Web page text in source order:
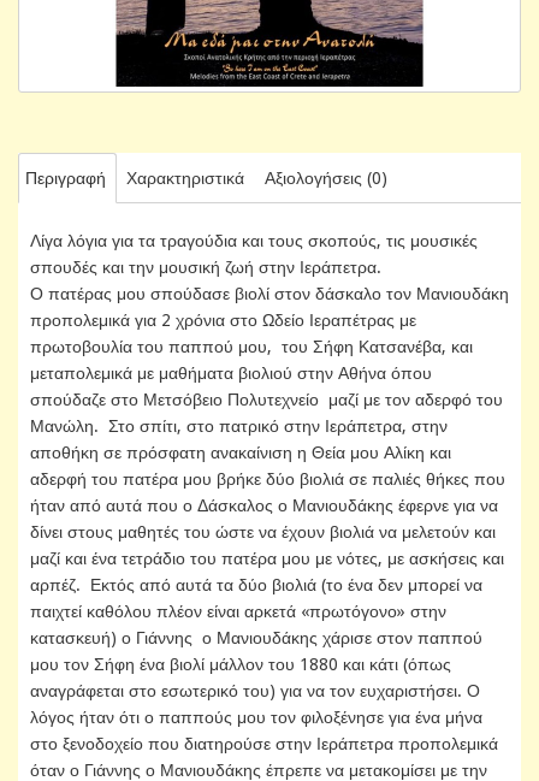
Περιγραφή Χαρακτηριστικά Αξιολογήσεις (0)
Λίγα λόγια για τα τραγούδια και τους σκοπούς, τις μουσικές
σπουδές και την μουσική ζωή στην Ιεράπετρα.
Ο πατέρας μου σπούδασε βιολί στον δάσκαλο τον Μανιουδάκη
προπολεμικά για 2 χρόνια στο Ωδείο Ιεραπέτρας με
πρωτοβουλία του παππού μου, του Σήφη Κατσανέβα, και
μεταπολεμικά με μαθήματα βιολιού στην Αθήνα όπου
σπούδαζε στο Μετσόβειο Πολυτεχνείο μαζί με τον αδερφό του
Μανώλη. Στο σπίτι, στο πατρικό στην Ιεράπετρα, στην
αποθήκη σε πρόσφατη ανακαίνιση η Θεία μου Αλίκη και
αδερφή του πατέρα μου βρήκε δύο βιολιά σε παλιές θήκες που
ήταν από αυτά που ο Δάσκαλος ο Μανιουδάκης έφερνε για να
δίνει στους μαθητές του ώστε να έχουν βιολιά να μελετούν και
μαζί και ένα τετράδιο του πατέρα μου με νότες, με ασκήσεις και
αρπέζ. Εκτός από αυτά τα δύο βιολιά (το ένα δεν μπορεί να
παιχτεί καθόλου πλέον είναι αρκετά «πρωτόγονο» στην
κατασκευή) ο Γιάννης ο Μανιουδάκης χάρισε στον παππού
μου τον Σήφη ένα βιολί μάλλον του 1880 και κάτι (όπως
αναγράφεται στο εσωτερικό του) για να τον ευχαριστήσει. Ο
λόγος ήταν ότι ο παππούς μου τον φιλοξένησε για ένα μήνα
στο ξενοδοχείο που διατηρούσε στην Ιεράπετρα προπολεμικά
όταν ο Γιάννης ο Μανιουδάκης έπρεπε να μετακομίσει με την